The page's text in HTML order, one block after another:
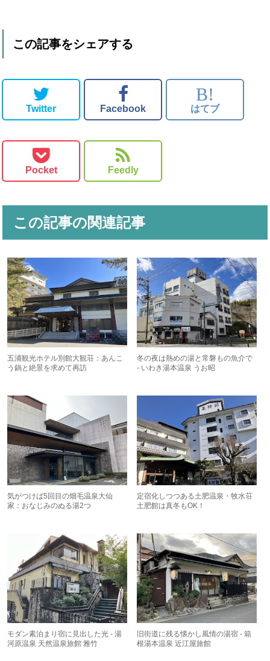
この記事をシェアする
Twitter Facebook
B!
はてブ
Pocket Feedly
この記事の関連記事
五浦観光ホテル別館大観荘：あんこ
う鍋と絶景を求めて再訪
冬の夜は熱めの湯と常磐もの魚介で
- いわき湯本温泉 うお昭
気がつけば5回目の畑毛温泉大仙
家：おなじみのぬる湯2つ
定宿化しつつある土肥温泉・牧水荘
土肥館は真冬もOK！
モダン素泊まり宿に見出した光 - 湯
河原温泉 天然温泉旅館 雅竹
旧街道に残る懐かし風情の湯宿 - 箱
根湯本温泉 近江屋旅館